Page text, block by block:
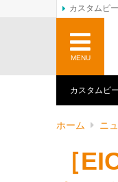
カスタムピ
ホーム ニ
［
カスタムピ
MENU